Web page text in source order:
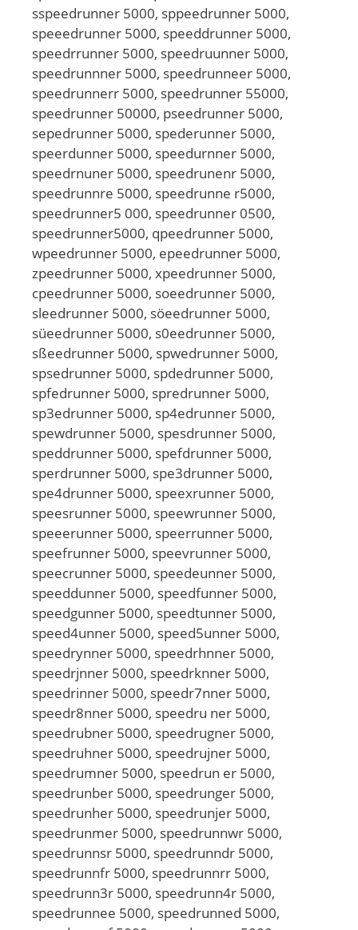
sspeedrunner 5000, sppeedrunner 5000,
speeedrunner 5000, speeddrunner 5000,
speedrrunner 5000, speedruunner 5000,
speedrunnner 5000, speedrunneer 5000,
speedrunnerr 5000, speedrunner 55000,
speedrunner 50000, pseedrunner 5000,
sepedrunner 5000, spederunner 5000,
speerdunner 5000, speedurnner 5000,
speedrnuner 5000, speedrunenr 5000,
speedrunnre 5000, speedrunne r5000,
speedrunner5 000, speedrunner 0500,
speedrunner5000, qpeedrunner 5000,
wpeedrunner 5000, epeedrunner 5000,
zpeedrunner 5000, xpeedrunner 5000,
cpeedrunner 5000, soeedrunner 5000,
sleedrunner 5000, söeedrunner 5000,
süeedrunner 5000, s0eedrunner 5000,
sßeedrunner 5000, spwedrunner 5000,
spsedrunner 5000, spdedrunner 5000,
spfedrunner 5000, spredrunner 5000,
sp3edrunner 5000, sp4edrunner 5000,
spewdrunner 5000, spesdrunner 5000,
speddrunner 5000, spefdrunner 5000,
sperdrunner 5000, spe3drunner 5000,
spe4drunner 5000, speexrunner 5000,
speesrunner 5000, speewrunner 5000,
speeerunner 5000, speerrunner 5000,
speefrunner 5000, speevrunner 5000,
speecrunner 5000, speedeunner 5000,
speeddunner 5000, speedfunner 5000,
speedgunner 5000, speedtunner 5000,
speed4unner 5000, speed5unner 5000,
speedrynner 5000, speedrhnner 5000,
speedrjnner 5000, speedrknner 5000,
speedrinner 5000, speedr7nner 5000,
speedr8nner 5000, speedru ner 5000,
speedrubner 5000, speedrugner 5000,
speedruhner 5000, speedrujner 5000,
speedrumner 5000, speedrun er 5000,
speedrunber 5000, speedrunger 5000,
speedrunher 5000, speedrunjer 5000,
speedrunmer 5000, speedrunnwr 5000,
speedrunnsr 5000, speedrunndr 5000,
speedrunnfr 5000, speedrunnrr 5000,
speedrunn3r 5000, speedrunn4r 5000,
speedrunnee 5000, speedrunned 5000,